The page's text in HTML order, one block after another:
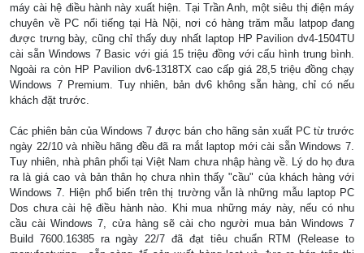
máy cài hệ điều hành này xuất hiện. Tại Trần Anh, một siêu thị điện máy
chuyên về PC nổi tiếng tại Hà Nội, nơi có hàng trăm mẫu latpop đang
được trưng bày, cũng chỉ thấy duy nhất laptop HP Pavilion dv4-1504TU
cài sẵn Windows 7 Basic với giá 15 triệu đồng với cấu hình trung bình.
Ngoài ra còn HP Pavilion dv6-1318TX cao cấp giá 28,5 triệu đồng chạy
Windows 7 Premium. Tuy nhiên, bản dv6 không sẵn hàng, chỉ có nếu
khách đặt trước.
Các phiên bản của Windows 7 được bán cho hãng sản xuất PC từ trước
ngày 22/10 và nhiều hãng đều đã ra mắt laptop mới cài sẵn Windows 7.
Tuy nhiên, nhà phân phối tại Việt Nam chưa nhập hàng về. Lý do họ đưa
ra là giá cao và bản thân họ chưa nhìn thấy "cầu" của khách hàng với
Windows 7. Hiện phổ biến trên thị trường vẫn là những mẫu laptop PC
Dos chưa cài hệ điều hành nào. Khi mua những máy này, nếu có nhu
cầu cài Windows 7, cửa hàng sẽ cài cho người mua bản Windows 7
Build 7600.16385 ra ngày 22/7 đã đạt tiêu chuẩn RTM (Release to